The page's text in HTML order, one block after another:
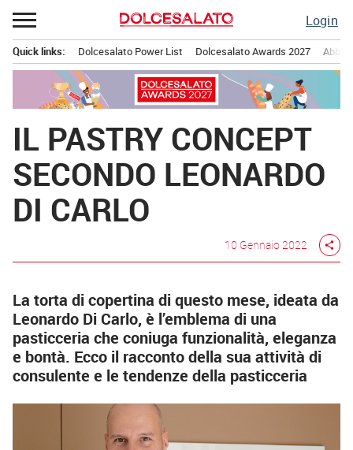
Passa
al
contenuto
Login
principale
Quick links: Dolcesalato Power List Dolcesalato Awards 2027
IL PASTRY CONCEPT
SECONDO LEONARDO
DI CARLO
10 Gennaio 2022 share
La torta di copertina di questo mese, ideata da
Leonardo Di Carlo, è l’emblema di una
pasticceria che coniuga funzionalità, eleganza
e bontà. Ecco il racconto della sua attività di
consulente e le tendenze della pasticceria